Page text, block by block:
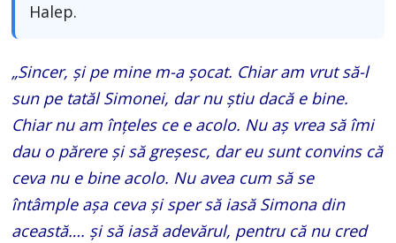
Halep.
„Sincer, şi pe mine m-a şocat. Chiar am vrut să-l
sun pe tatăl Simonei, dar nu ştiu dacă e bine.
Chiar nu am înţeles ce e acolo. Nu aş vrea să îmi
dau o părere şi să greşesc, dar eu sunt convins că
ceva nu e bine acolo. Nu avea cum să se
întâmple aşa ceva şi sper să iasă Simona din
această…. şi să iasă adevărul, pentru că nu cred